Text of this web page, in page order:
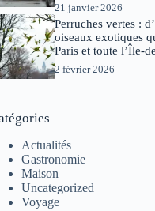
21 janvier 2026
Perruches vertes :
oiseaux exotiques
Paris et toute l’Île-
2 février 2026
Actualités
Gastronomie
Maison
Uncategorized
Voyage